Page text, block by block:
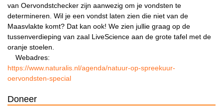
van Oervondstchecker zijn aanwezig om je vondsten te
determineren. Wil je een vondst laten zien die niet van de
Maasvlakte komt? Dat kan ook! We zien jullie graag op de
tussenverdieping van zaal LiveScience aan de grote tafel met de
oranje stoelen.
Webadres:
https://www.naturalis.nl/agenda/natuur-op-spreekuur-
oervondsten-special
Doneer